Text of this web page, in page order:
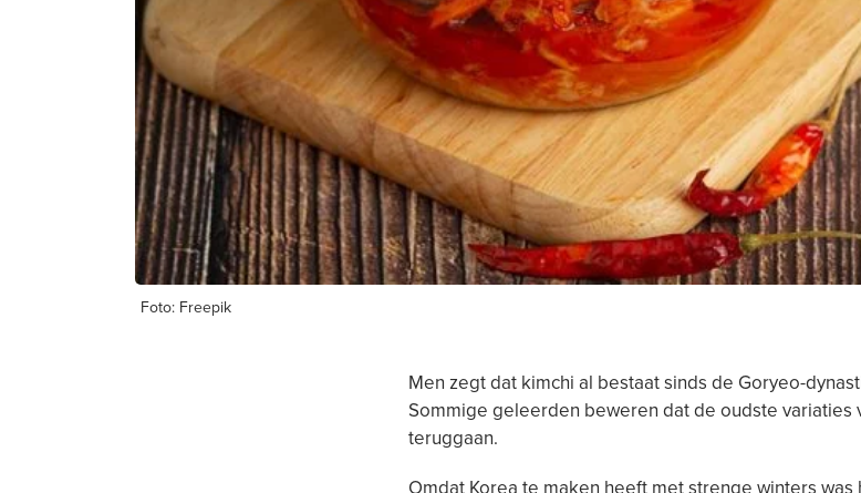
Foto: Freepik
Men zegt dat kimchi al bestaat sinds de Goryeo-
Sommige geleerden beweren dat de oudste variaties
teruggaan.